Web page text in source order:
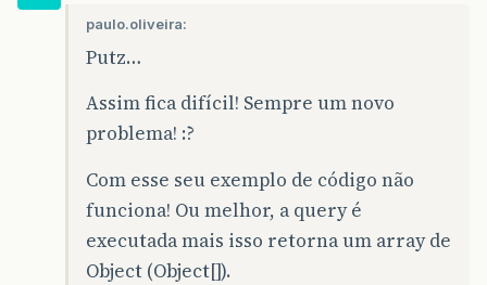
paulo.oliveira:
Putz…
Assim fica difícil! Sempre um novo
problema! :?
Com esse seu exemplo de código não
funciona! Ou melhor, a query é
executada mais isso retorna um array de
Object (Object[]).